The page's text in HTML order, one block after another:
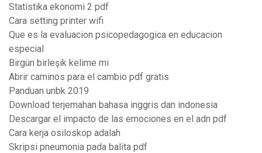
Statistika ekonomi 2 pdf
Cara setting printer wifi
Que es la evaluacion psicopedagogica en educacion
especial
Birgün birleşik kelime mi
Abrir caminos para el cambio pdf gratis
Panduan unbk 2019
Download terjemahan bahasa inggris dan indonesia
Descargar el impacto de las emociones en el adn pdf
Cara kerja osiloskop adalah
Skripsi pneumonia pada balita pdf